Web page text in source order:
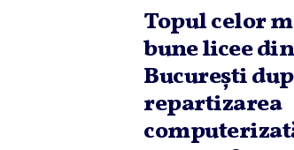
Topul celor
bune licee din
Bucureşti
repartizarea